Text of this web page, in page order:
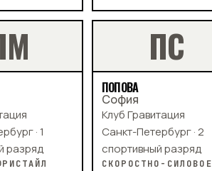
М
· 1
разряд
ПС
ПОПОВА
София
Клуб Гравитация
Санкт-Петербург · 2
спортивный разряд
СКОРОСТНО-СИЛОВОЕ